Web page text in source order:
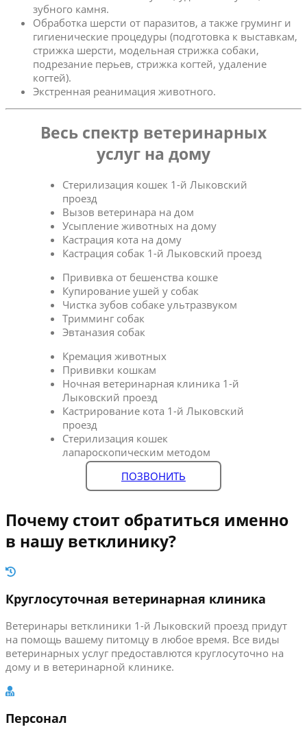
зубного камня.
Обработка шерсти от паразитов, а также груминг и
гигиенические процедуры (подготовка к выставкам,
стрижка шерсти, модельная стрижка собаки,
подрезание перьев, стрижка когтей, удаление
когтей).
Экстренная реанимация животного.
Весь спектр ветеринарных
услуг на дому
Стерилизация кошек 1-й Лыковский
проезд
Вызов ветеринара на дом
Усыпление животных на дому
Кастрация кота на дому
Кастрация собак 1-й Лыковский проезд
Прививка от бешенства кошке
Купирование ушей у собак
Чистка зубов собаке ультразвуком
Тримминг собак
Эвтаназия собак
Кремация животных
Прививки кошкам
Ночная ветеринарная клиника 1-й
Лыковский проезд
Кастрирование кота 1-й Лыковский
проезд
Стерилизация кошек
лапароскопическим методом
ПОЗВОНИТЬ
Почему стоит обратиться именно
в нашу ветклинику?
Круглосуточная ветеринарная клиника
Ветеринары ветклиники 1-й Лыковский проезд придут
на помощь вашему питомцу в любое время. Все виды
ветеринарных услуг предоставлются круглосуточно на
дому и в ветеринарной клинике.
Персонал